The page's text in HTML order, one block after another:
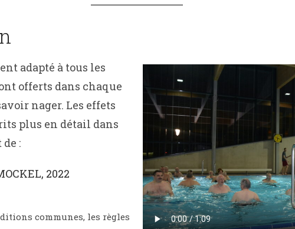
adapté à tous les
offerts dans chaque
nager. Les effets
plus en détail dans
:
2022
communes, les règles